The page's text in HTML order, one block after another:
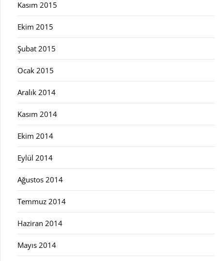
Kasım 2015
Ekim 2015
Şubat 2015
Ocak 2015
Aralık 2014
Kasım 2014
Ekim 2014
Eylül 2014
Ağustos 2014
Temmuz 2014
Haziran 2014
Mayıs 2014